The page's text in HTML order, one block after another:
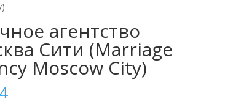
агентство
Сити (Marriage
Moscow City)